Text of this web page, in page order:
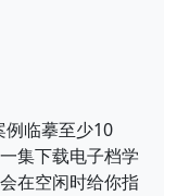
例临摹至少10
集下载电子档学
在空闲时给你指